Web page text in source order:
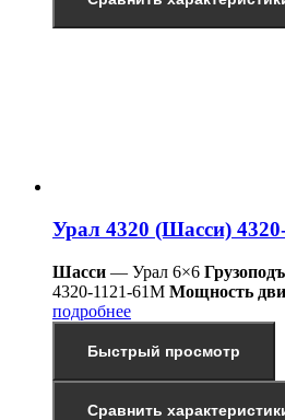
Урал 4320 (Шасси)
Шасси — Урал 6×6
4320-1121-61М Мощность
подробнее
Быстрый просмотр
Сравнить